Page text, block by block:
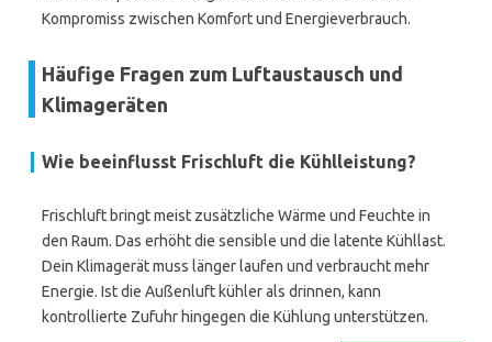
Kompromiss zwischen Komfort und Energieverbrauch.
Häufige Fragen zum Luftaustausch und
Klimageräten
Wie beeinflusst Frischluft die Kühlleistung?
Frischluft bringt meist zusätzliche Wärme und Feuchte in
den Raum. Das erhöht die sensible und die latente Kühllast.
Dein Klimagerät muss länger laufen und verbraucht mehr
Energie. Ist die Außenluft kühler als drinnen, kann
kontrollierte Zufuhr hingegen die Kühlung unterstützen.